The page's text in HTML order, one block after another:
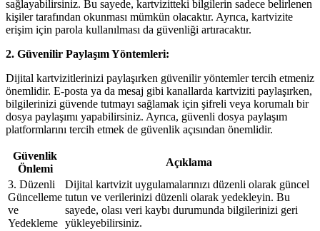
sağlayabilirsiniz. Bu sayede, kartvizitteki bilgilerin sadece belirlenen
kişiler tarafından okunması mümkün olacaktır. Ayrıca, kartvizite
erişim için parola kullanılması da güvenliği artıracaktır.
2. Güvenilir Paylaşım Yöntemleri:
Dijital kartvizitlerinizi paylaşırken güvenilir yöntemler tercih etmeniz
önemlidir. E-posta ya da mesaj gibi kanallarda kartviziti paylaşırken,
bilgilerinizi güvende tutmayı sağlamak için şifreli veya korumalı bir
dosya paylaşımı yapabilirsiniz. Ayrıca, güvenli dosya paylaşım
platformlarını tercih etmek de güvenlik açısından önemlidir.
Güvenlik
Önlemi
Açıklama
3. Düzenli
Güncelleme
ve
Yedekleme
Dijital kartvizit uygulamalarınızı düzenli olarak güncel
tutun ve verilerinizi düzenli olarak yedekleyin. Bu
sayede, olası veri kaybı durumunda bilgilerinizi geri
yükleyebilirsiniz.